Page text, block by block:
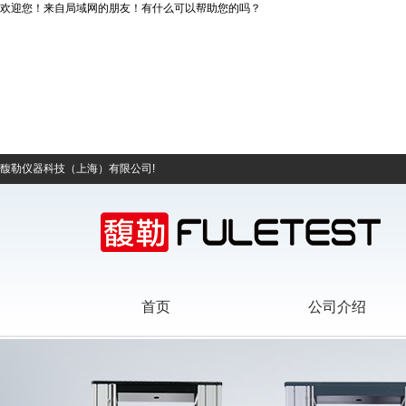
欢迎您！ 来自局域网的朋友！有什么可以帮助您的吗？
馥勒仪器科技（上海）有限公司!
首页 公司介绍